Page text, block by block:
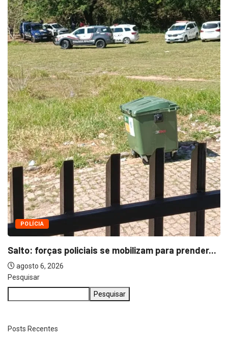
POLÍCIA
Salto: forças policiais se mobilizam para prender...
agosto 6, 2026
Pesquisar
Pesquisar
Posts Recentes